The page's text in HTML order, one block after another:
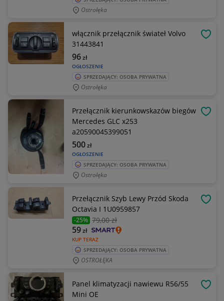
Ostrołęka
włącznik przełącznik świateł Volvo
31443841
OGŁOSZENIE
96zł
SPRZEDAJĄCY: OSOBA PRYWATNA
Ostrołęka
Przełącznik kierunkowskazów biegów
Mercedes GLC x253
a20590045399051
OGŁOSZENIE
500zł
SPRZEDAJĄCY: OSOBA PRYWATNA
Ostrołęka
Przełącznik Szyb Lewy Przód Skoda
Octavia I 1U0959857
-25% 79,00 zł
KUP TERAZ
59zł
SPRZEDAJĄCY: OSOBA PRYWATNA
OSTROŁĘKA
Panel klimatyzacji nawiewu R56/55
Mini OE